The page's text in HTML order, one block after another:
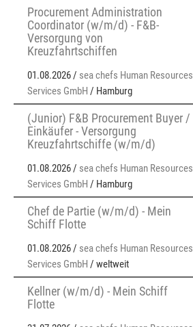
Procurement Administration
Coordinator (w/m/d) - F&B-
Versorgung von
Kreuzfahrtschiffen
01.08.2026 / sea chefs Human Resources
Services GmbH / Hamburg
(Junior) F&B Procurement Buyer /
Einkäufer - Versorgung
Kreuzfahrtschiffe (w/m/d)
01.08.2026 / sea chefs Human Resources
Services GmbH / Hamburg
Chef de Partie (w/m/d) - Mein
Schiff Flotte
01.08.2026 / sea chefs Human Resources
Services GmbH / weltweit
Kellner (w/m/d) - Mein Schiff
Flotte